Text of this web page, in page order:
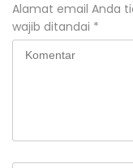
Alamat email Anda
wajib ditandai *